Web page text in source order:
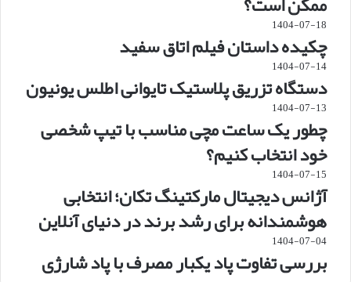
1404-07-18
چکیده داستان فیلم اتاق سفید
1404-07-14
دستگاه تزریق پلاستیک تایوانی اطلس یونیون
1404-07-13
چطور یک ساعت مچی مناسب با تیپ شخصی
خود انتخاب کنیم؟
1404-07-15
آژانس دیجیتال مارکتینگ تکان؛ انتخابی
هوشمندانه برای رشد برند در دنیای آنلاین
1404-07-04
بررسی تفاوت پاد یکبار مصرف با پاد شارژی